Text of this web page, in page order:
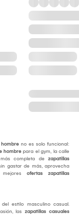
no es solo funcional:
hombre para el gym, la calle
completa de zapatillas
gastar de más, aprovecha
ofertas zapatillas
estilo masculino casual.
las zapatillas casuales